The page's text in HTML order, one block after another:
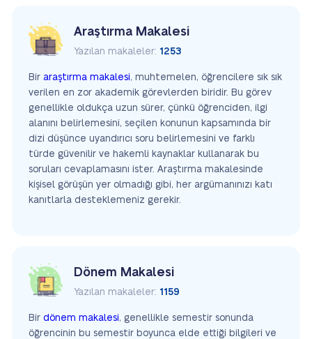
Araştırma Makalesi
Yazılan makaleler: 1253
Bir araştırma makalesi, muhtemelen, öğrencilere sık sık
verilen en zor akademik görevlerden biridir. Bu görev
genellikle oldukça uzun sürer, çünkü öğrenciden, ilgi
alanını belirlemesini, seçilen konunun kapsamında bir
dizi düşünce uyandırıcı soru belirlemesini ve farklı
türde güvenilir ve hakemli kaynaklar kullanarak bu
soruları cevaplamasını ister. Araştırma makalesinde
kişisel görüşün yer olmadığı gibi, her argümanınızı katı
kanıtlarla desteklemeniz gerekir.
Dönem Makalesi
Yazılan makaleler: 1159
Bir dönem makalesi, genellikle semestir sonunda
öğrencinin bu semestir boyunca elde ettiği bilgileri ve